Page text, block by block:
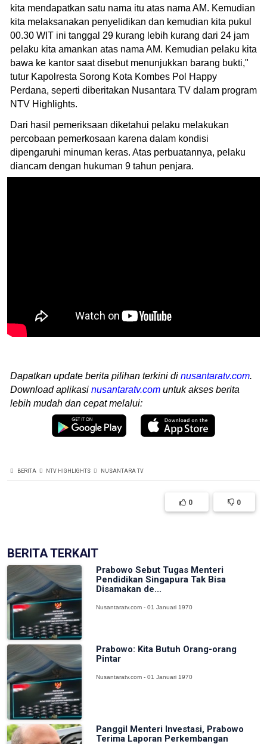
kita mendapatkan satu nama itu atas nama AM. Kemudian
kita melaksanakan penyelidikan dan kemudian kita pukul
00.30 WIT ini tanggal 29 kurang lebih kurang dari 24 jam
pelaku kita amankan atas nama AM. Kemudian pelaku kita
bawa ke kantor saat disebut menunjukkan barang bukti,"
tutur Kapolresta Sorong Kota Kombes Pol Happy
Perdana, seperti diberitakan Nusantara TV dalam program
NTV Highlights.
Dari hasil pemeriksaan diketahui pelaku melakukan
percobaan pemerkosaan karena dalam kondisi
dipengaruhi minuman keras. Atas perbuatannya, pelaku
diancam dengan hukuman 9 tahun penjara.
Dapatkan update berita pilihan terkini di nusantaratv.com.
Download aplikasi nusantaratv.com untuk akses berita
lebih mudah dan cepat melalui:
BERITA NTV HIGHLIGHTS NUSANTARA TV
0 0
BERITA TERKAIT
Prabowo Sebut Tugas Menteri
Pendidikan Singapura Tak Bisa
Disamakan de...
Nusantaratv.com - 01 Januari 1970
Prabowo: Kita Butuh Orang-orang
Pintar
Nusantaratv.com - 01 Januari 1970
Panggil Menteri Investasi, Prabowo
Terima Laporan Perkembangan